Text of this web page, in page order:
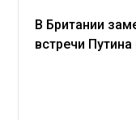
В Британии
встречи